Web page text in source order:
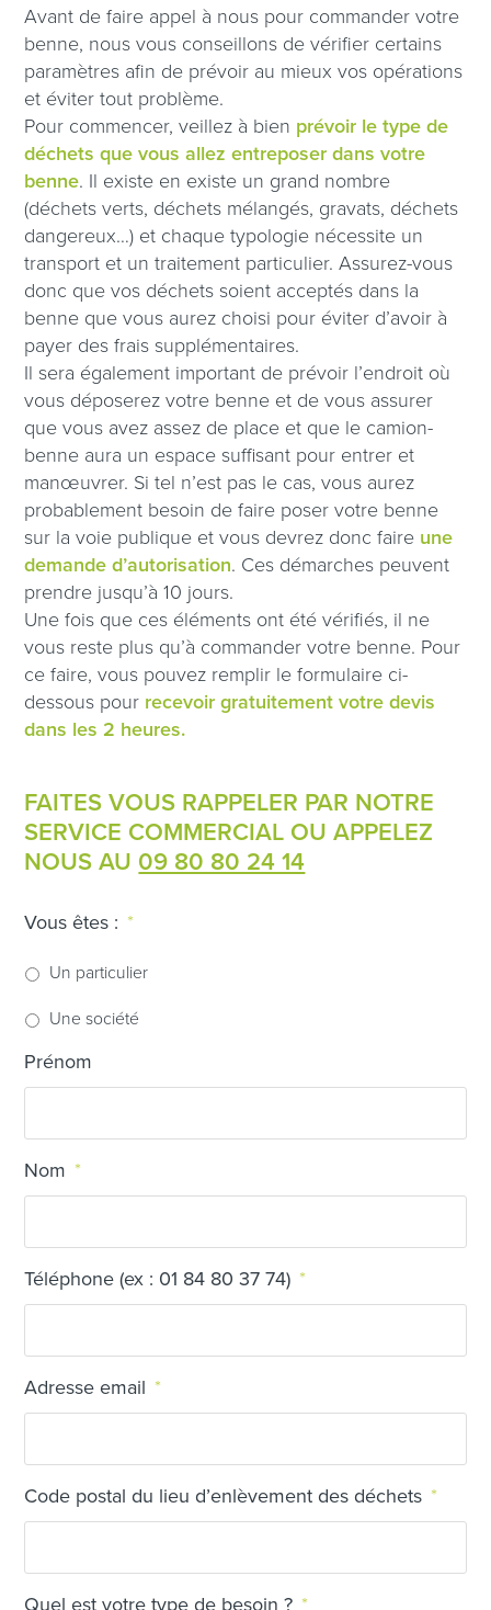
Avant de faire appel à nous pour commander votre
benne, nous vous conseillons de vérifier certains
paramètres afin de prévoir au mieux vos opérations
et éviter tout problème.
Pour commencer, veillez à bien prévoir le type de
déchets que vous allez entreposer dans votre
benne. Il existe en existe un grand nombre
(déchets verts, déchets mélangés, gravats, déchets
dangereux…) et chaque typologie nécessite un
transport et un traitement particulier. Assurez-vous
donc que vos déchets soient acceptés dans la
benne que vous aurez choisi pour éviter d’avoir à
payer des frais supplémentaires.
Il sera également important de prévoir l’endroit où
vous déposerez votre benne et de vous assurer
que vous avez assez de place et que le camion-
benne aura un espace suffisant pour entrer et
manœuvrer. Si tel n’est pas le cas, vous aurez
probablement besoin de faire poser votre benne
sur la voie publique et vous devrez donc faire une
demande d’autorisation. Ces démarches peuvent
prendre jusqu’à 10 jours.
Une fois que ces éléments ont été vérifiés, il ne
vous reste plus qu’à commander votre benne. Pour
ce faire, vous pouvez remplir le formulaire ci-
dessous pour recevoir gratuitement votre devis
dans les 2 heures.
FAITES VOUS RAPPELER PAR NOTRE
SERVICE COMMERCIAL OU APPELEZ
NOUS AU 09 80 80 24 14
Vous êtes : *
Un particulier
Une société
Prénom
Nom *
Téléphone (ex : 01 84 80 37 74) *
Adresse email *
Code postal du lieu d’enlèvement des déchets *